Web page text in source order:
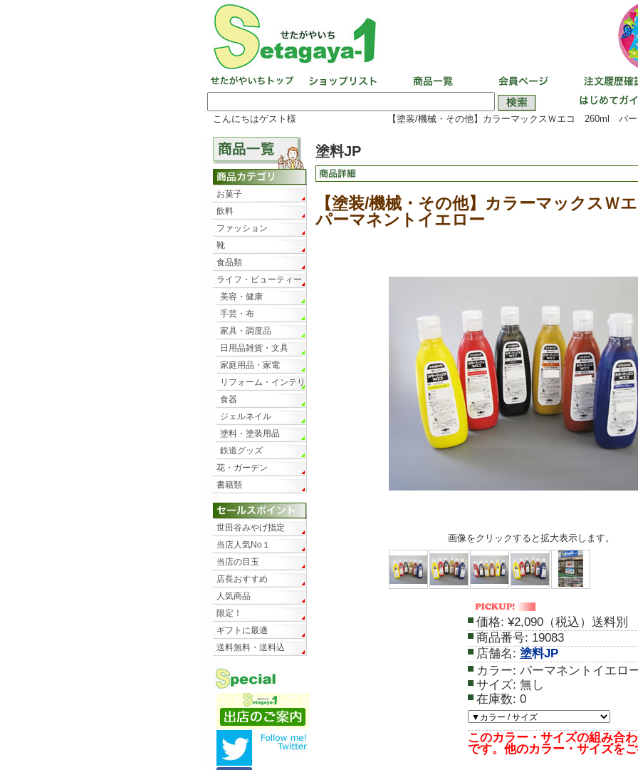
こんにちはゲスト様 【塗装/機械・その他】カラーマックスＷエコ 260ml パ
塗料JP
【塗装/機械・その他】カラーマックス
パーマネントイエロー
画像をクリックすると拡大表示します。
価格: ¥2,090（税込）送料別
商品番号: 19083
店舗名: 塗料JP
カラー: パーマネントイエロ
サイズ: 無し
在庫数: 0
このカラー・サイズの組み合
です。他のカラー・サイズを
お菓子
飲料
ファッション
靴
食品類
ライフ・ビューティー
美容・健康
手芸・布
家具・調度品
日用品雑貨・文具
家庭用品・家電
リフォーム・インテリ
ア
食器
ジェルネイル
塗料・塗装用品
鉄道グッズ
花・ガーデン
書籍類
世田谷みやげ指定
当店人気No１
当店の目玉
店長おすすめ
人気商品
限定！
ギフトに最適
送料無料・送料込